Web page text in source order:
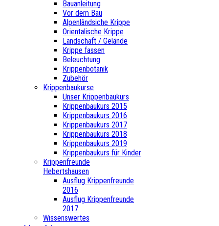
Bauanleitung
Vor dem Bau
Alpenländsiche Krippe
Orientalische Krippe
Landschaft / Gelände
Krippe fassen
Beleuchtung
Krippenbotanik
Zubehör
Krippenbaukurse
Unser Krippenbaukurs
Krippenbaukurs 2015
Krippenbaukurs 2016
Krippenbaukurs 2017
Krippenbaukurs 2018
Krippenbaukurs 2019
Krippenbaukurs für Kinder
Krippenfreunde
Hebertshausen
Ausflug Krippenfreunde
2016
Ausflug Krippenfreunde
2017
Wissenswertes